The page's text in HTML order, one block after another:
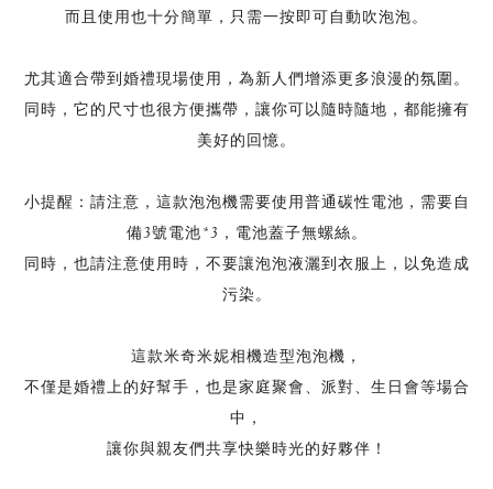
而且使用也十分簡單，只需一按即可自動吹泡泡。
尤其適合帶到婚禮現場使用，為新人們增添更多浪漫的氛圍。
同時，它的尺寸也很方便攜帶，讓你可以隨時隨地，都能擁有
美好的回憶。
小提醒：請注意，這款泡泡機需要使用普通碳性電池，需要自
備3號電池*3，電池蓋子無螺絲。
同時，也請注意使用時，不要讓泡泡液灑到衣服上，以免造成
污染。
這款米奇米妮相機造型泡泡機，
不僅是婚禮上的好幫手，也是家庭聚會、派對、生日會等場合
中，
讓你與親友們共享快樂時光的好夥伴！